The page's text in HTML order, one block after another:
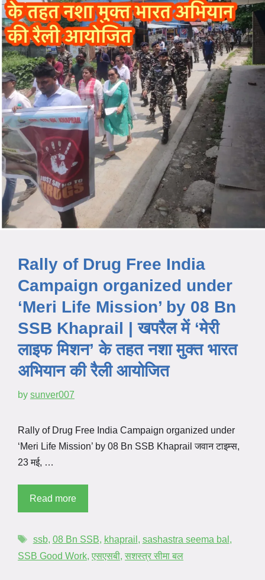
Rally of Drug Free India
Campaign organized under
‘Meri Life Mission’ by 08 Bn
SSB Khaprail | खपरैल में ‘मेरी
लाइफ मिशन’ के तहत नशा मुक्त भारत
अभियान की रैली आयोजित
by sunver007
Rally of Drug Free India Campaign organized under
‘Meri Life Mission’ by 08 Bn SSB Khaprail जवान टाइम्स,
23 मई, …
Read more
ssb, 08 Bn SSB, khaprail , sashastra seema bal ,
SSB Good Work, एसएसबी, सशस्त्र सीमा बल